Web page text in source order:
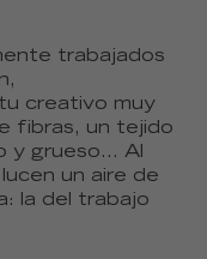
trabajados
creativo muy
fibras, un tejido
y grueso... Al
un aire de
la del trabajo